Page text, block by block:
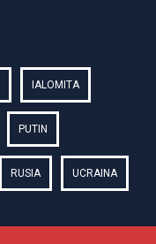
IALOMITA
PUTIN
RUSIA UCRAINA